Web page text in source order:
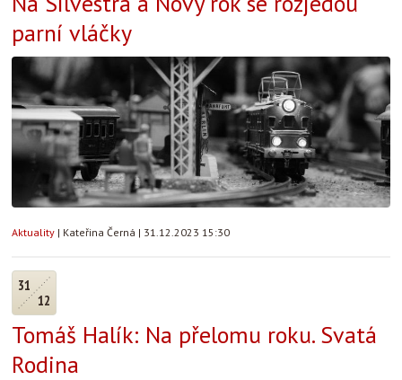
parní vláčky
Aktuality | Kateřina Černá | 31.12.2023 15:30
31
12
Tomáš Halík: Na přelomu roku. Svatá
Rodina